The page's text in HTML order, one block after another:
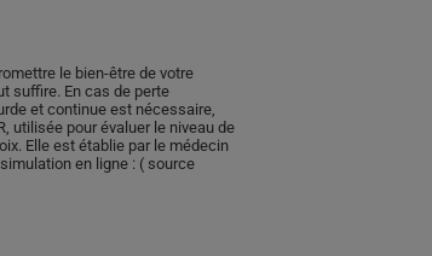
le bien-être de votre
suffire. En cas de perte
et continue est nécessaire,
utilisée pour évaluer le niveau de
Elle est établie par le médecin
en ligne : ( source